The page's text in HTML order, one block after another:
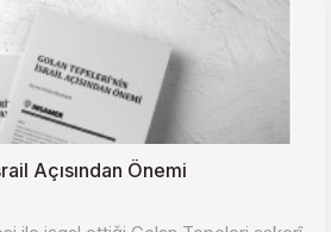
Açısından Önemi